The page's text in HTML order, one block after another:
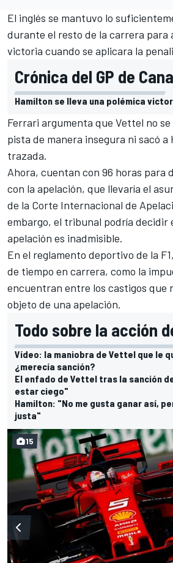
El inglés se mantuvo lo
durante el resto de la carrera para
victoria cuando se aplicara la
Crónica del GP de
Hamilton se lleva una polémica
Ferrari argumenta que Vettel no
pista de manera insegura ni sacó a
trazada.
Ahora, cuentan con 96 horas para
con la apelación, que llevaría el
de la Corte Internacional de
embargo, el tribunal podría decidir
apelación es inadmisible.
En el reglamento deportivo de la F1
de tiempo en carrera, como la
encuentran entre los castigos que
objeto de una apelación.
Todo sobre la acción
Vídeo: la maniobra de Vettel que le
¿merecía sanción?
El enfado de Vettel tras la sanción
estar ciego"
Hamilton: "No me gusta ganar así,
justa"
15